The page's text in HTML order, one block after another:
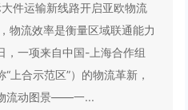
件运输新线路开启亚欧物流
物流效率是衡量区域联通能力
，一项来自中国-上海合作组
上合示范区”）的物流革新，
流动图景——一...